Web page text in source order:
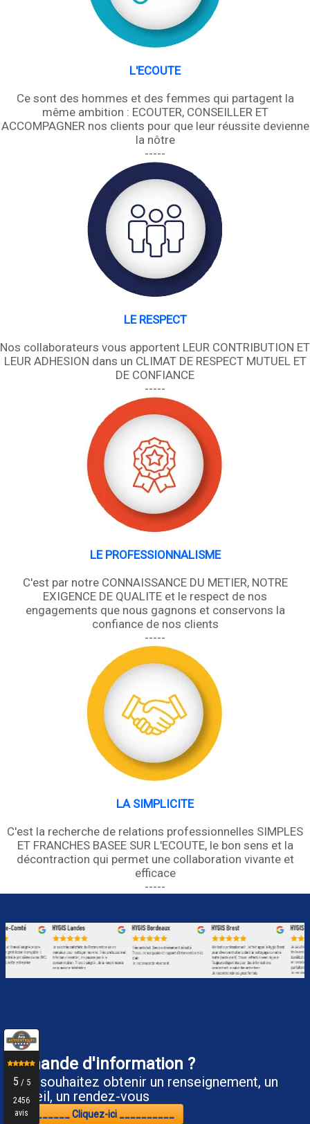
L'ECOUTE
Ce sont des hommes et des femmes qui partagent la
même ambition : ECOUTER, CONSEILLER ET
ACCOMPAGNER nos clients pour que leur réussite devienne
la nôtre
-----
LE RESPECT
Nos collaborateurs vous apportent LEUR CONTRIBUTION ET
LEUR ADHESION dans un CLIMAT DE RESPECT MUTUEL ET
DE CONFIANCE
-----
LE PROFESSIONNALISME
C'est par notre CONNAISSANCE DU METIER, NOTRE
EXIGENCE DE QUALITE et le respect de nos
engagements que nous gagnons et conservons la
confiance de nos clients
-----
LA SIMPLICITE
C'est la recherche de relations professionnelles SIMPLES
ET FRANCHES BASEE SUR L'ECOUTE, le bon sens et la
décontraction qui permet une collaboration vivante et
efficace
-----
Demande d'information ?
Vous souhaitez obtenir un renseignement, un
conseil, un rendez-vous
__________ Cliquez-ici __________